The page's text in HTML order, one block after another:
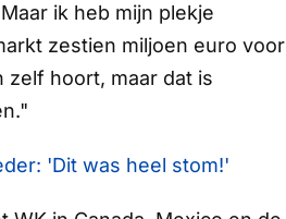
ik heb mijn plekje
zestien miljoen euro voor
hoort, maar dat is
'Dit was heel stom!'